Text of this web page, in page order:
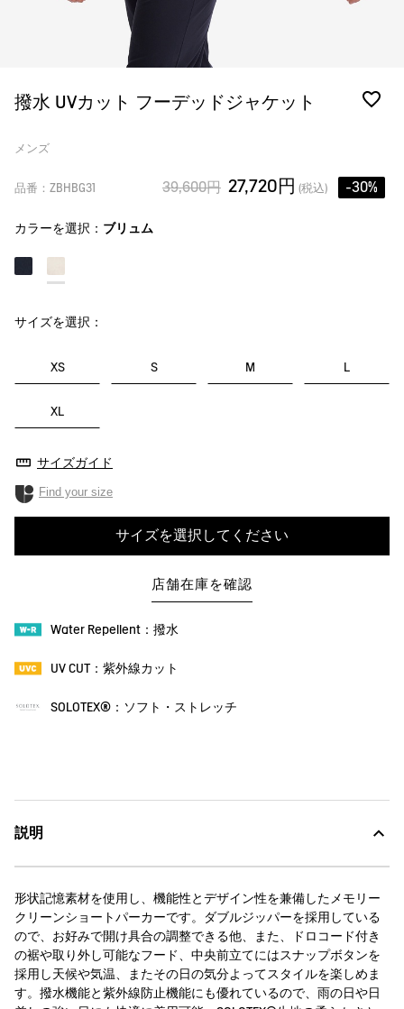
撥水 UVカット フーデッドジャケット
メンズ
品番：ZBHBG31 39,600円 27,720円 (税込) -30%
カラーを選択： ブリュム
サイズを選択：
XS S M L
XL
サイズガイド
Find your size
サイズを選択してください
店舗在庫を確認
Water Repellent：撥水
UV CUT：紫外線カット
SOLOTEX®：ソフト・ストレッチ
説明
形状記憶素材を使用し、機能性とデザイン性を兼備したメモリー
クリーンショートパーカーです。ダブルジッパーを採用している
ので、お好みで開け具合の調整できる他、また、ドロコード付き
の裾や取り外し可能なフード、中央前立てにはスナップボタンを
採用し天候や気温、またその日の気分よってスタイルを楽しめま
す。撥水機能と紫外線防止機能にも優れているので、雨の日や日